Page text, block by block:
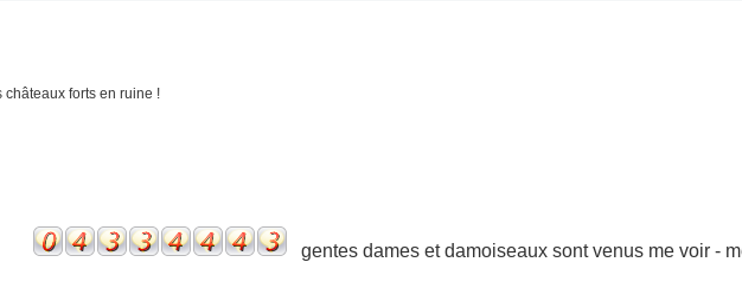
gentes dames et damoiseaux sont venus me voir -